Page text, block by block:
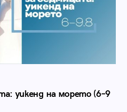
уикенд на морето (6–9